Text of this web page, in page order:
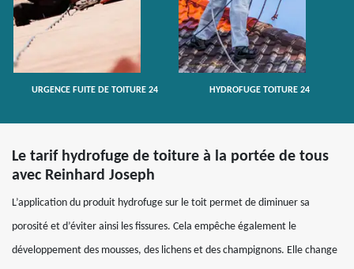
URGENCE FUITE DE TOITURE 24 HYDROFUGE TOITURE 24
Le tarif hydrofuge de toiture à la portée de tous
avec Reinhard Joseph
L’application du produit hydrofuge sur le toit permet de diminuer sa
porosité et d’éviter ainsi les fissures. Cela empêche également le
développement des mousses, des lichens et des champignons. Elle change